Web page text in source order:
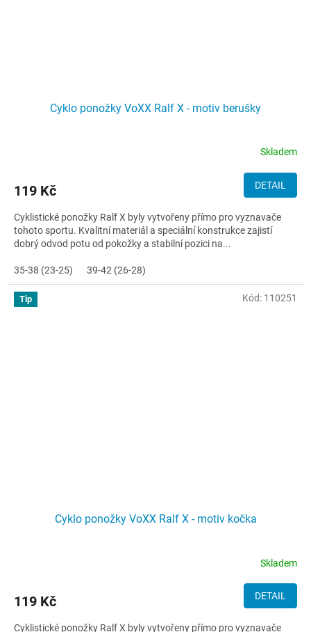
Cyklo ponožky VoXX Ralf X - motiv berušky
Skladem
119 Kč DETAIL
Cyklistické ponožky Ralf X byly vytvořeny přímo pro vyznavače
tohoto sportu. Kvalitní materiál a speciální konstrukce zajistí
dobrý odvod potu od pokožky a stabilní pozici na...
35-38 (23-25) 39-42 (26-28)
Tip
Cyklo ponožky VoXX Ralf X - motiv kočka
Skladem
119 Kč DETAIL
Cyklistické ponožky Ralf X byly vytvořeny přímo pro vyznavače
Kód: 110251